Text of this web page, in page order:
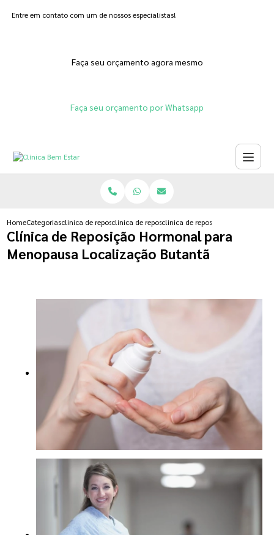
Entre em contato com um de nossos especialistas!
Faça seu orçamento agora mesmo
Faça seu orçamento por Whatsapp
HomeCategoriasclinica de reposicao hormonalclinica de reposicao hormonal que emagrece
clinica de reposicao hormonal
Clínica de Reposição Hormonal para
Menopausa Localização Butantã